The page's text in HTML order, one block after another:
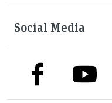
Social Media
link to facebooklink